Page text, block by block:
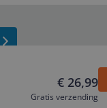
€ 26,99
Gratis verzending